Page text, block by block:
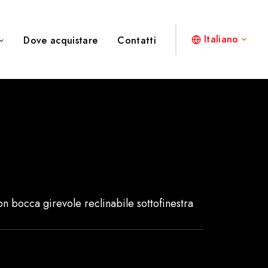
Dove acquistare Contatti Italiano
bocca girevole reclinabile sottofinestra